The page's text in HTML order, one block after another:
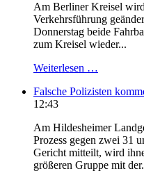
Am Berliner Kreisel
Verkehrsführung
Donnerstag beide
zum Kreisel wieder...
Weiterlesen …
Falsche Polizisten
12:43
Am Hildesheimer
Prozess gegen zwei 31
Gericht mitteilt, wird
größeren Gruppe mit